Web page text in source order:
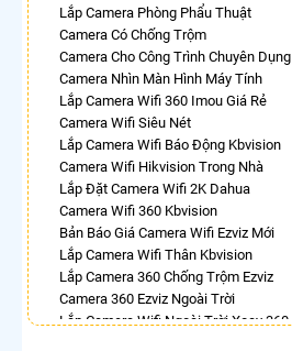
Lắp Camera Phòng Phẩu Thuật
Camera Có Chống Trộm
Camera Cho Công Trình Chuyên Dụng
Camera Nhìn Màn Hình Máy Tính
Lắp Camera Wifi 360 Imou Giá Rẻ
Camera Wifi Siêu Nét
Lắp Camera Wifi Báo Động Kbvision
Camera Wifi Hikvision Trong Nhà
Lắp Đặt Camera Wifi 2K Dahua
Camera Wifi 360 Kbvision
Bản Báo Giá Camera Wifi Ezviz Mới
Lắp Camera Wifi Thân Kbvision
Lắp Camera 360 Chống Trộm Ezviz
Camera 360 Ezviz Ngoài Trời
Lắp Camera Wifi Ngoài Trời Xoay 360